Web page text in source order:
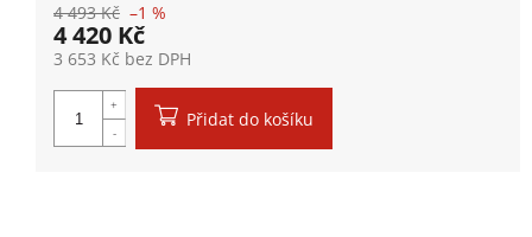
4 493 Kč –1 %
4 420 Kč
3 653 Kč bez DPH
Přidat do košíku